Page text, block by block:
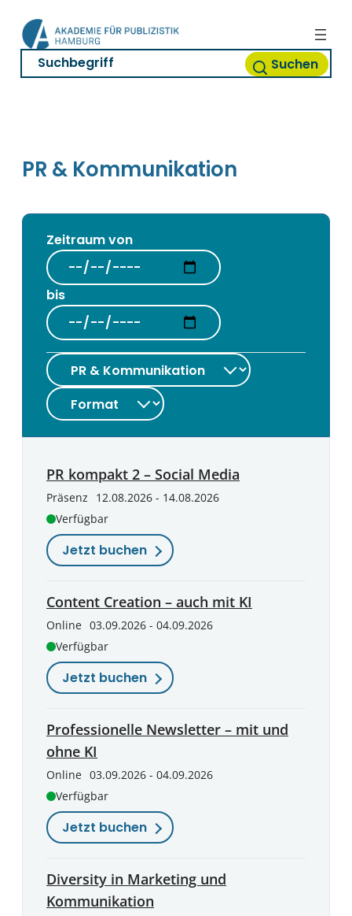
Inhalt
springen
Suchen
PR & Kommunikation
Zeitraum von
bis
PR kompakt 2 – Social Media
Präsenz
12.08.2026 - 14.08.2026
Verfügbar
Jetzt buchen
Content Creation – auch mit KI
Online 03.09.2026 - 04.09.2026
Verfügbar
Jetzt buchen
Professionelle Newsletter – mit und
ohne KI
Online 03.09.2026 - 04.09.2026
Verfügbar
Jetzt buchen
Diversity in Marketing und
Kommunikation